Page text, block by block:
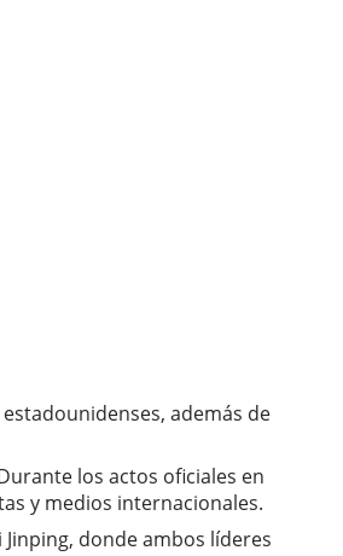
además de
los actos oficiales en
y medios internacionales.
donde ambos líderes